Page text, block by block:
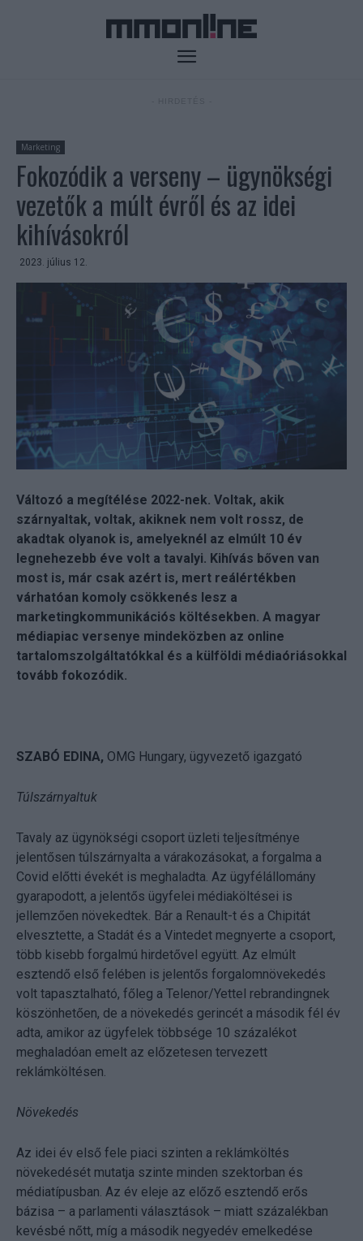
Marketing
Fokozódik a verseny – ügynökségi
vezetők a múlt évről és az idei
kihívásokról
2023. július 12.
Változó a megítélése 2022-nek. Voltak, akik
szárnyaltak, voltak, akiknek nem volt rossz, de
akadtak olyanok is, amelyeknél az elmúlt 10 év
legnehezebb éve volt a tavalyi. Kihívás bőven van
most is, már csak azért is, mert reálértékben
várhatóan komoly csökkenés lesz a
marketingkommunikációs költésekben. A magyar
médiapiac versenye mindeközben az online
tartalomszolgáltatókkal és a külföldi médiaóriásokkal
tovább fokozódik.
SZABÓ EDINA, OMG Hungary, ügyvezető igazgató
Túlszárnyaltuk
Tavaly az ügynökségi csoport üzleti teljesítménye
jelentősen túlszárnyalta a várakozásokat, a forgalma a
Covid előtti évekét is meghaladta. Az ügyfélállomány
gyarapodott, a jelentős ügyfelei médiaköltései is
jellemzően növekedtek. Bár a Renault-t és a Chipitát
elvesztette, a Stadát és a Vintedet megnyerte a csoport,
több kisebb forgalmú hirdetővel együtt. Az elmúlt
esztendő első felében is jelentős forgalomnövekedés
volt tapasztalható, főleg a Telenor/Yettel rebrandingnek
köszönhetően, de a növekedés gerincét a második fél év
adta, amikor az ügyfelek többsége 10 százalékot
meghaladóan emelt az előzetesen tervezett
reklámköltésen.
Növekedés
Az idei év első fele piaci szinten a reklámköltés
növekedését mutatja szinte minden szektorban és
médiatípusban. Az év eleje az előző esztendő erős
bázisa – a parlamenti választások – miatt százalékban
kevésbé nőtt, míg a második negyedév emelkedése